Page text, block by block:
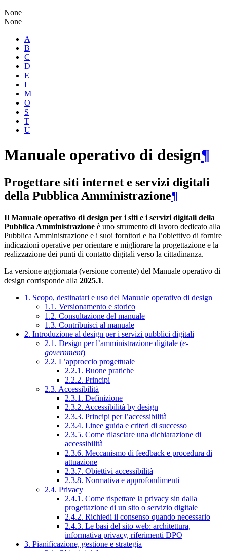
None
None
A
B
C
D
E
I
M
O
S
T
U
Manuale operativo di design¶
Progettare siti internet e servizi digitali
della Pubblica Amministrazione¶
Il Manuale operativo di design per i siti e i servizi digitali della
Pubblica Amministrazione è uno strumento di lavoro dedicato alla
Pubblica Amministrazione e i suoi fornitori e ha l’obiettivo di fornire
indicazioni operative per orientare e migliorare la progettazione e la
realizzazione dei punti di contatto digitali verso la cittadinanza.
La versione aggiornata (versione corrente) del Manuale operativo di
design corrisponde alla 2025.1.
1. Scopo, destinatari e uso del Manuale operativo di design
1.1. Versionamento e storico
1.2. Consultazione del manuale
1.3. Contribuisci al manuale
2. Introduzione al design per i servizi pubblici digitali
2.1. Design per l’amministrazione digitale (e-
government)
2.2. L’approccio progettuale
2.2.1. Buone pratiche
2.2.2. Principi
2.3. Accessibilità
2.3.1. Definizione
2.3.2. Accessibilità by design
2.3.3. Principi per l’accessibilità
2.3.4. Linee guida e criteri di successo
2.3.5. Come rilasciare una dichiarazione di
accessibilità
2.3.6. Meccanismo di feedback e procedura di
attuazione
2.3.7. Obiettivi accessibilità
2.3.8. Normativa e approfondimenti
2.4. Privacy
2.4.1. Come rispettare la privacy sin dalla
progettazione di un sito o servizio digitale
2.4.2. Richiedi il consenso quando necessario
2.4.3. Le basi del sito web: architettura,
informativa privacy, riferimenti DPO
3. Pianificazione, gestione e strategia